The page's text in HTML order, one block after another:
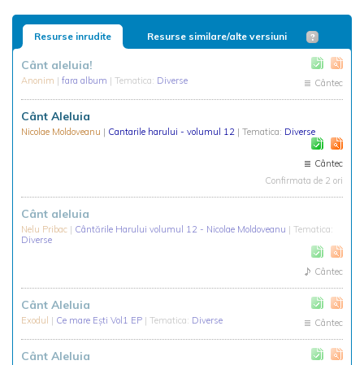
Resurse inrudite Resurse similare/alte versiuni
Cânt aleluia!
Anonim | fara album | Tematica: Diverse Cântec
Cânt Aleluia
Nicolae Moldoveanu | Cantarile harului - volumul 12 | Tematica: Diverse
Cântec
Confirmata de 2 ori
Cânt aleluia
Nelu Pribac | Cântările Harului volumul 12 - Nicolae Moldoveanu | Tematica:
Diverse
Cântec
Cânt Aleluia
Exodul | Ce mare Ești Vol1 EP | Tematica: Diverse Cântec
Cânt Aleluia